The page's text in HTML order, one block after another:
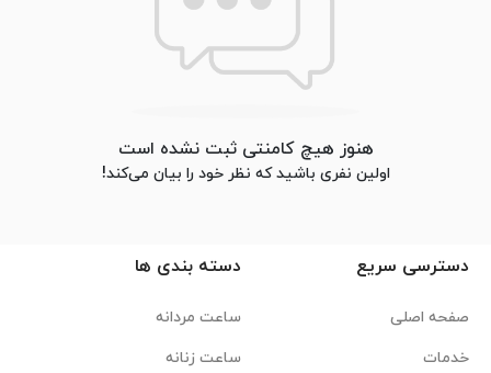
هنوز هیچ کامنتی ثبت نشده است
اولین نفری باشید که نظر خود را بیان می‌کند!
دسترسی سریع
صفحه اصلی
خدمات
دسته بندی ها
ساعت مردانه
ساعت زنانه